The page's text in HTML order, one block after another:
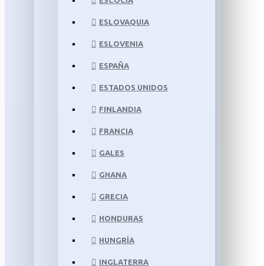
ESLOVAQUIA
ESLOVENIA
ESPAÑA
ESTADOS UNIDOS
FINLANDIA
FRANCIA
GALES
GHANA
GRECIA
HONDURAS
HUNGRÍA
INGLATERRA